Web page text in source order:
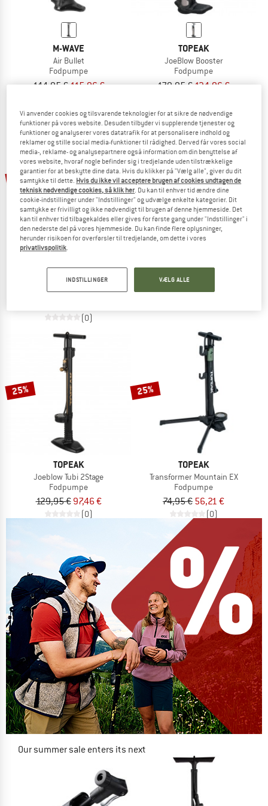
M-WAVE
Air Bullet
Fodpumpe
144,95 €115,96 €
TOPEAK
JoeBlow Booster
Fodpumpe
179,95 €134,96 €
25%
TOPEAK
TubiBooster X
Fodpumpe
(0)
25%
TOPEAK
Manometer
44,95 €
(0)
25%
TOPEAK
Joeblow Tubi 2Stage
Fodpumpe
129,95 € 97,46 €
(0)
25%
TOPEAK
Transformer Mountain EX
Fodpumpe
74,95 € 56,21 €
(0)
Our summer sale enters its next
NOW UP TO 50% OFF
Vi anvender cookies og tilsvarende teknologier for at sikre de nødvendige
funktioner på vores website. Desuden tilbyder vi supplerende tjenester og
funktioner og analyserer vores datatrafik for at personalisere indhold og
reklamer og stille social media-funktioner til rådighed. Derved får vores social
media-, reklame- og analysepartnere også information om din benyttelse af
vores website, hvoraf nogle befinder sig i tredjelande uden tilstrækkelige
garantier for at beskytte dine data. Hvis du klikker på "Vælg alle", giver du dit
samtykke til dette. Hvis du ikke vil acceptere brugen af cookies undtagen de
teknisk nødvendige cookies, så klik her. Du kan til enhver tid ændre dine
cookie-indstillinger under "Indstillinger" og udvælge enkelte kategorier. Dit
samtykke er frivilligt og ikke nødvendigt til brugen af denne hjemmeside. Det
kan til enhver tid tilbagekaldes eller gives for første gang under "Indstillinger" i
den nederste del på vores hjemmeside. Du kan finde flere oplysninger,
herunder risikoen for overførsler til tredjelande, om dette i vores
privatlivspolitik.
INDSTILLINGER VÆLG ALLE